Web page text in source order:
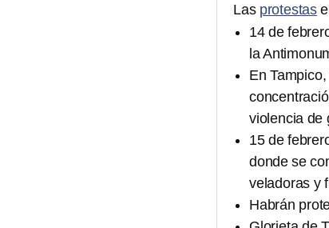
Las protestas
14 de
la
En
violencia de
15 de
donde se
veladoras y
Habrán